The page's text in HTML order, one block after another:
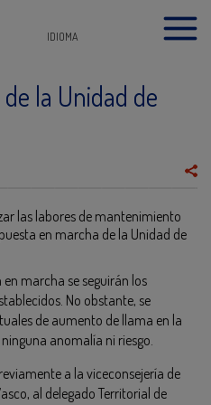
IDIOMA
la Unidad de
las labores de mantenimiento
en marcha de la Unidad de
marcha se seguirán los
No obstante, se
de aumento de llama en la
anomalía ni riesgo.
a la viceconsejería de
al delegado Territorial de